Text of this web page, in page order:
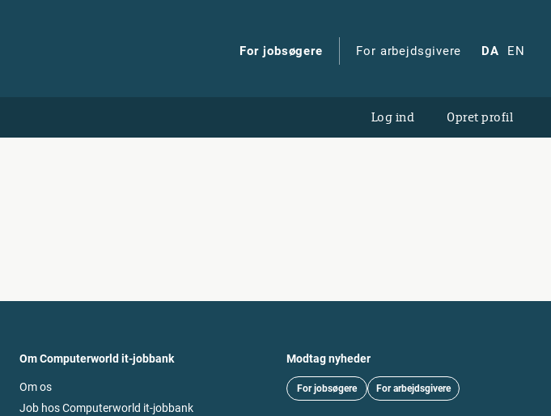
For jobsøgere For arbejdsgivere DA EN
Log ind Opret profil
Om Computerworld it-jobbank
Om os
Job hos Computerworld it-jobbank
Modtag nyheder
For jobsøgere For arbejdsgivere